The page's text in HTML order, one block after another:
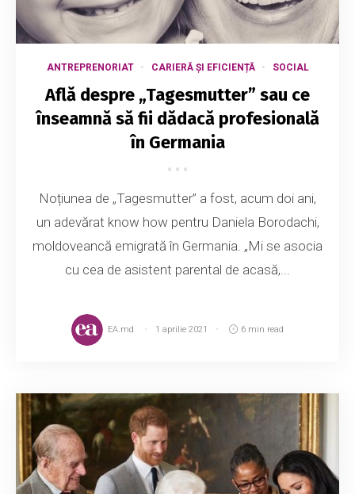
ANTREPRENORIAT CARIERĂ ȘI EFICIENȚĂ SOCIAL
Află despre „Tagesmutter” sau ce
înseamnă să fii dădacă profesională
în Germania
Noțiunea de „Tagesmutter” a fost, acum doi ani,
un adevărat know how pentru Daniela Borodachi,
moldoveancă emigrată în Germania. „Mi se asocia
cu cea de asistent parental de acasă,...
EA.md 1 aprilie 2021 6 min read